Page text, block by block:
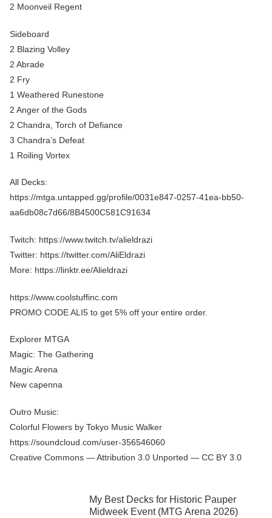
2 Moonveil Regent
Sideboard
2 Blazing Volley
2 Abrade
2 Fry
1 Weathered Runestone
2 Anger of the Gods
2 Chandra, Torch of Defiance
3 Chandra’s Defeat
1 Roiling Vortex
All Decks:
https://mtga.untapped.gg/profile/0031e847-0257-41ea-bb50-
aa6db08c7d66/8B4500C581C91634
Twitch: https://www.twitch.tv/alieldrazi
Twitter: https://twitter.com/AliEldrazi
More: https://linktr.ee/Alieldrazi
https://www.coolstuffinc.com
PROMO CODE ALI5 to get 5% off your entire order.
Explorer MTGA
Magic: The Gathering
Magic Arena
New capenna
Outro Music:
Colorful Flowers by Tokyo Music Walker
https://soundcloud.com/user-356546060
Creative Commons — Attribution 3.0 Unported — CC BY 3.0
My Best Decks for Historic Pauper
Midweek Event (MTG Arena 2026)